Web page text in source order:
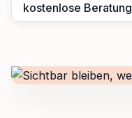
kostenlose Beratung